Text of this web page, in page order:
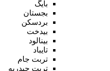
بایگ
بجستان
بردسکن
بیدخت
بینالود
تایباد
تربت جام
تربت حیدریه